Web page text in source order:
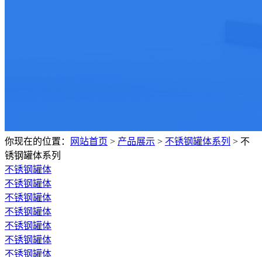
你现在的位置： 网站首页 > 产品展示 > 不锈钢罐体系列 > 不
锈钢罐体系列
不锈钢罐体
不锈钢罐体
不锈钢罐体
不锈钢罐体
不锈钢罐体
不锈钢罐体
不锈钢罐体